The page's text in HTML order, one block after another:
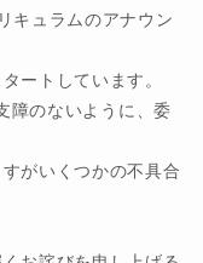
キュラムのアナウン
ートしています。
障のないように、委
がいくつかの不具合